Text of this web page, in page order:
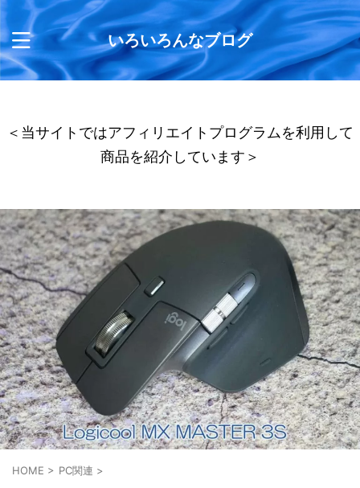
いろいろんなブログ
＜当サイトではアフィリエイトプログラムを利用して
商品を紹介しています＞
HOME > PC関連 >